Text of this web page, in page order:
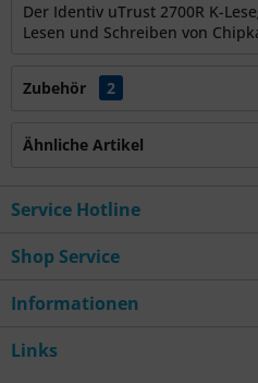
Der Identiv uTrust 2700R K-
Lesen und Schreiben von
Zubehör 2
Ähnliche Artikel
Service Hotline
Shop Service
Informationen
Links